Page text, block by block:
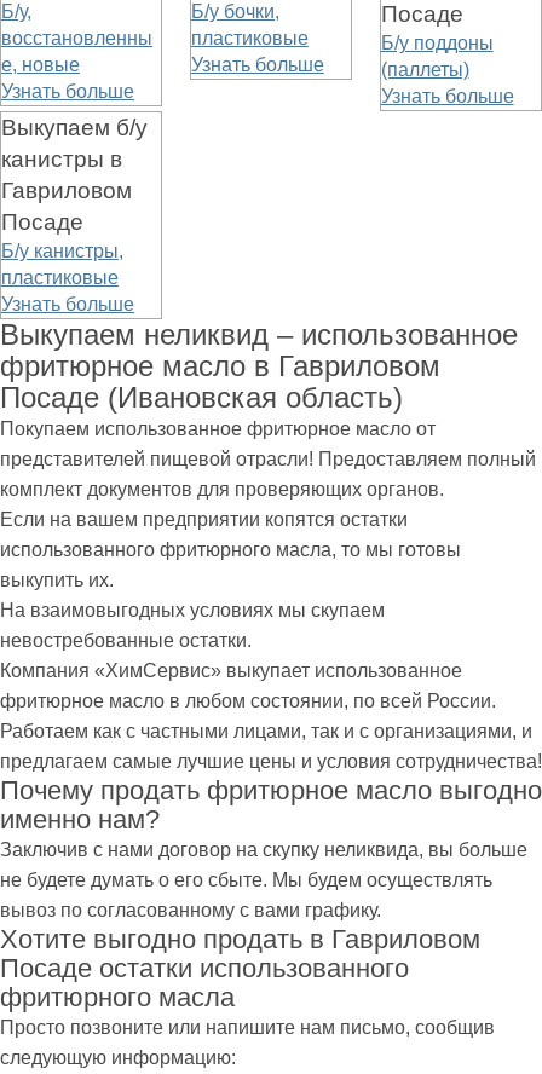
Б/у,
восстановленны
е, новые
Узнать больше
Б/у бочки,
пластиковые
Узнать больше
Посаде
Б/у поддоны
(паллеты)
Узнать больше
Выкупаем б/у
канистры в
Гавриловом
Посаде
Б/у канистры,
пластиковые
Узнать больше
Выкупаем неликвид – использованное
фритюрное масло в Гавриловом
Посаде (Ивановская область)
Покупаем использованное фритюрное масло от
представителей пищевой отрасли! Предоставляем полный
комплект документов для проверяющих органов.
Если на вашем предприятии копятся остатки
использованного фритюрного масла, то мы готовы
выкупить их.
На взаимовыгодных условиях мы скупаем
невостребованные остатки.
Компания «ХимСервис» выкупает использованное
фритюрное масло в любом состоянии, по всей России.
Работаем как с частными лицами, так и с организациями, и
предлагаем самые лучшие цены и условия сотрудничества!
Почему продать фритюрное масло выгодно
именно нам?
Заключив с нами договор на скупку неликвида, вы больше
не будете думать о его сбыте. Мы будем осуществлять
вывоз по согласованному с вами графику.
Хотите выгодно продать в Гавриловом
Посаде остатки использованного
фритюрного масла
Просто позвоните или напишите нам письмо, сообщив
следующую информацию: